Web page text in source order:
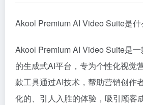
Akool Premium AI Video Suite是什
Akool Premium AI Video Suite是
的生成式AI平台，专为个性化视觉
款工具通过AI技术，帮助营销创作
化的、引人入胜的体验，吸引顾客